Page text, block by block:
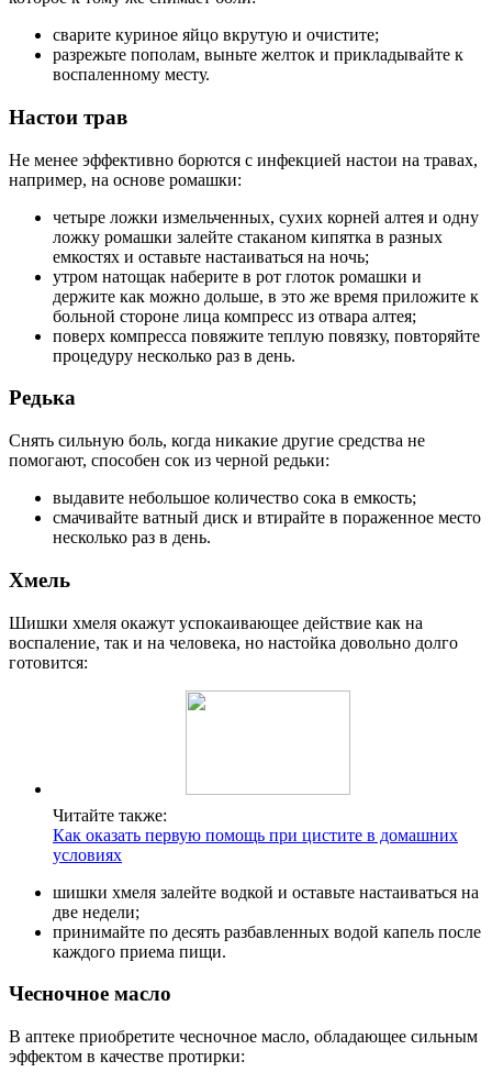
сварите куриное яйцо вкрутую и очистите;
разрежьте пополам, выньте желток и прикладывайте к
воспаленному месту.
Настои трав
Не менее эффективно борются с инфекцией настои на травах,
например, на основе ромашки:
четыре ложки измельченных, сухих корней алтея и одну
ложку ромашки залейте стаканом кипятка в разных
емкостях и оставьте настаиваться на ночь;
утром натощак наберите в рот глоток ромашки и
держите как можно дольше, в это же время приложите к
больной стороне лица компресс из отвара алтея;
поверх компресса повяжите теплую повязку, повторяйте
процедуру несколько раз в день.
Редька
Снять сильную боль, когда никакие другие средства не
помогают, способен сок из черной редьки:
выдавите небольшое количество сока в емкость;
смачивайте ватный диск и втирайте в пораженное место
несколько раз в день.
Хмель
Шишки хмеля окажут успокаивающее действие как на
воспаление, так и на человека, но настойка довольно долго
готовится:
Читайте также:
Как оказать первую помощь при цистите в домашних
условиях
шишки хмеля залейте водкой и оставьте настаиваться на
две недели;
принимайте по десять разбавленных водой капель после
каждого приема пищи.
Чесночное масло
В аптеке приобретите чесночное масло, обладающее сильным
эффектом в качестве протирки: